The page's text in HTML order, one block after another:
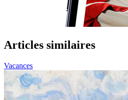
Articles similaires
Vacances